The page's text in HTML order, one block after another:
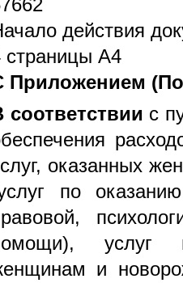
действия
страницы А4
Приложением
соответствии с
оказанных
по
услуг
и